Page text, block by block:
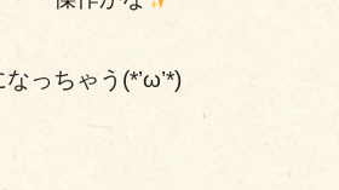
っちゃう(*’ω’*)